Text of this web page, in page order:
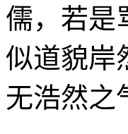
儒，若是
似道貌岸
无浩然之